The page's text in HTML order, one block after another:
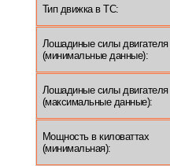
Тип движка в ТС:
Лошадиные силы двигателя
(минимальные данные):
Лошадиные силы двигателя
(максимальные данные):
Мощность в киловаттах
(минимальная):